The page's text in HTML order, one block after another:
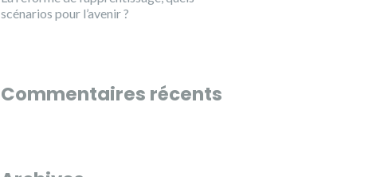
scénarios pour l’avenir ?
Commentaires récents